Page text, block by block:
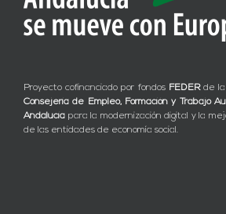
Proyecto cofinanciado por fondos FEDERde la
Consejería de Empleo, Formación y Trabajo
Andalucía para la modernización digital y la
de las entidades de economía social.